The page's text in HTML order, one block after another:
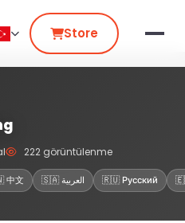
Store
222 görüntülenme
文 🇸🇦 العربية 🇷🇺 Русский